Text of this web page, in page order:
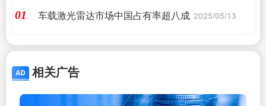
01 车载激光雷达市场中国占有率超八成 2025/05/13
相关广告